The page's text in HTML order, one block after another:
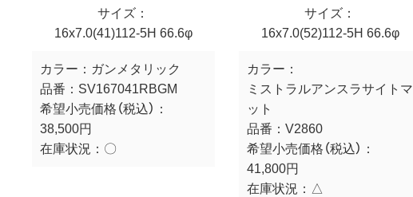
サイズ：
16x7.0(41)112-5H 66.6φ
カラー： ガンメタリック
品番： SV167041RBGM
希望小売価格（税込）：
38,500円
在庫状況： 〇
サイズ：
16x7.0(52)112-5H 66.6φ
カラー：
ミストラルアンスラサイトマ
ット
品番： V2860
希望小売価格（税込）：
41,800円
在庫状況： △